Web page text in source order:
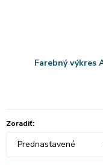
Farebný výkres
Zoradiť:
Prednastavené